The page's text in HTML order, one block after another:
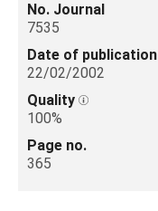
No. Journal
7535
Date of publication
22/02/2002
Quality
100%
Page no.
365